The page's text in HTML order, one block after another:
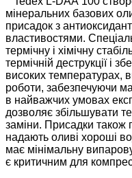
мінеральних базових
присадок з
властивостями.
термічну і хімічну
термічній деструкції і
високих температурах,
роботи, забезпечуючи
в найважчих умовах
дозволяє збільшувати
заміни. Присадки
надають оливі хороші
має мінімальну
є критичним для